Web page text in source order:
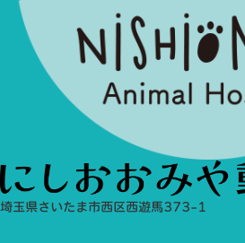
埼玉県さいたま市西区西遊馬373-1